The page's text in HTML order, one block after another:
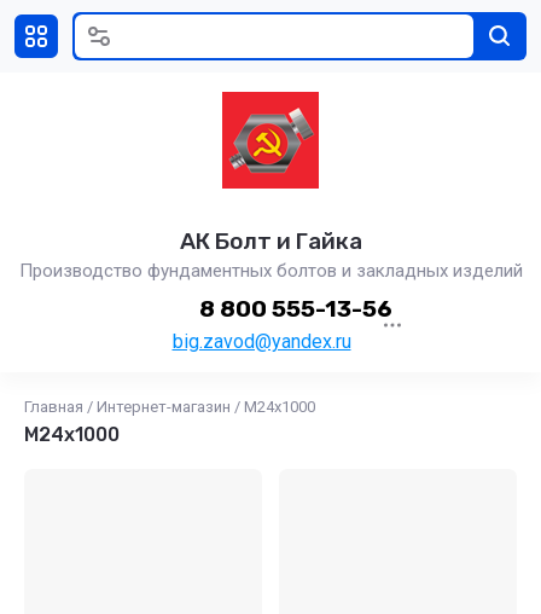
АК Болт и Гайка
Производство фундаментных болтов и закладных изделий
big.zavod@yandex.ru
8 800 555-13-56
Главная / Интернет-магазин / М24х1000
М24х1000